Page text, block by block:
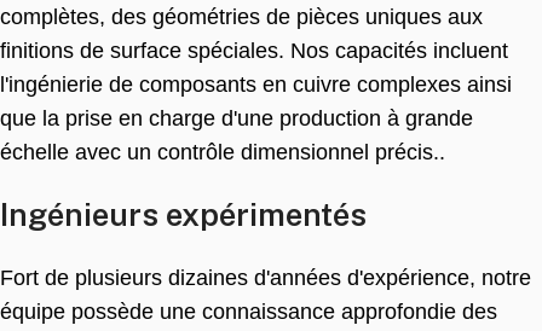
complètes, des géométries de pièces uniques aux
finitions de surface spéciales. Nos capacités incluent
l'ingénierie de composants en cuivre complexes ainsi
que la prise en charge d'une production à grande
échelle avec un contrôle dimensionnel précis..
Ingénieurs expérimentés
Fort de plusieurs dizaines d'années d'expérience, notre
équipe possède une connaissance approfondie des